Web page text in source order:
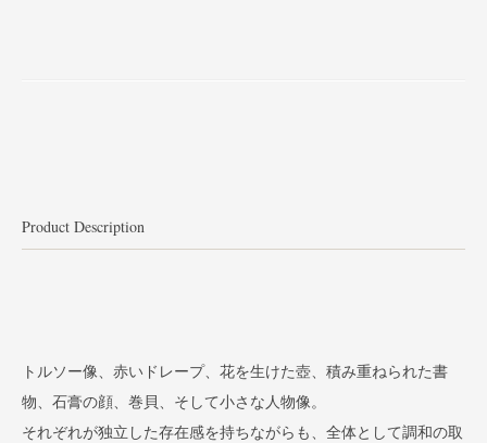
Product Description
トルソー像、赤いドレープ、花を生けた壺、積み重ねられた書
物、石膏の顔、巻貝、そして小さな人物像。
それぞれが独立した存在感を持ちながらも、全体として調和の取